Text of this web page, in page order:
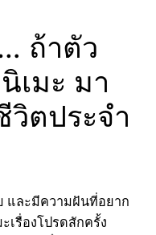
ถ้าตัว
เมะ มา
ตประจำ
และมีความฝันที่อยาก
เรื่องโปรดสักครั้ง